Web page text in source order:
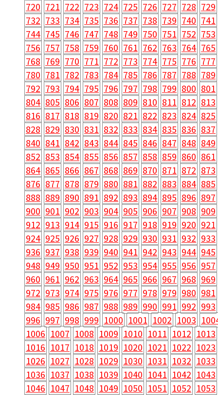
720 721 722 723 724 725 726 727 728 729
732 733 734 735 736 737 738 739 740 741
744 745 746 747 748 749 750 751 752 753
756 757 758 759 760 761 762 763 764 765
768 769 770 771 772 773 774 775 776 777
780 781 782 783 784 785 786 787 788 789
792 793 794 795 796 797 798 799 800 801
804 805 806 807 808 809 810 811 812 813
816 817 818 819 820 821 822 823 824 825
828 829 830 831 832 833 834 835 836 837
840 841 842 843 844 845 846 847 848 849
852 853 854 855 856 857 858 859 860 861
864 865 866 867 868 869 870 871 872 873
876 877 878 879 880 881 882 883 884 885
888 889 890 891 892 893 894 895 896 897
900 901 902 903 904 905 906 907 908 909
912 913 914 915 916 917 918 919 920 921
924 925 926 927 928 929 930 931 932 933
936 937 938 939 940 941 942 943 944 945
948 949 950 951 952 953 954 955 956 957
960 961 962 963 964 965 966 967 968 969
972 973 974 975 976 977 978 979 980 981
984 985 986 987 988 989 990 991 992 993
996 997 998 999 1000 1001 1002 1003
1006 1007 1008 1009 1010 1011 1012 1013
1016 1017 1018 1019 1020 1021 1022 1023
1026 1027 1028 1029 1030 1031 1032 1033
1036 1037 1038 1039 1040 1041 1042 1043
1046 1047 1048 1049 1050 1051 1052 1053